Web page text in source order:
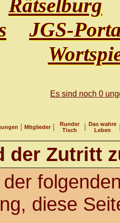
Rätselburg
JGS-
Es sind noch 0
Mitglieder
Runder
Tisch
Das wahre
Leben
der Zutritt
diese